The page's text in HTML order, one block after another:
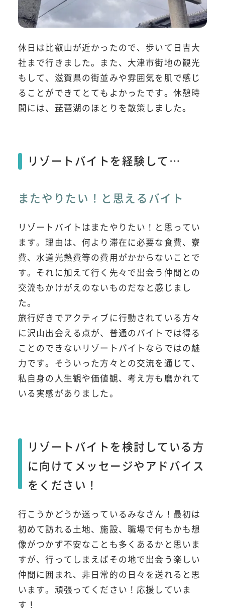
休日は比叡山が近かったので、歩いて日吉大
社まで行きました。また、大津市街地の観光
もして、滋賀県の街並みや雰囲気を肌で感じ
ることができてとてもよかったです。休憩時
間には、琵琶湖のほとりを散策しました。
リゾートバイトを経験して…
またやりたい！と思えるバイト
リゾートバイトはまたやりたい！と思ってい
ます。理由は、何より滞在に必要な食費、寮
費、水道光熱費等の費用がかからないことで
す。それに加えて行く先々で出会う仲間との
交流もかけがえのないものだなと感じまし
た。
旅行好きでアクティブに行動されている方々
に沢山出会える点が、普通のバイトでは得る
ことのできないリゾートバイトならではの魅
力です。そういった方々との交流を通じて、
私自身の人生観や価値観、考え方も磨かれて
いる実感がありました。
リゾートバイトを検討している方
に向けてメッセージやアドバイス
をください！
行こうかどうか迷っているみなさん！最初は
初めて訪れる土地、施設、職場で何もかも想
像がつかず不安なことも多くあるかと思いま
すが、行ってしまえばその地で出会う楽しい
仲間に囲まれ、非日常的の日々を送れると思
います。頑張ってください！応援していま
す！